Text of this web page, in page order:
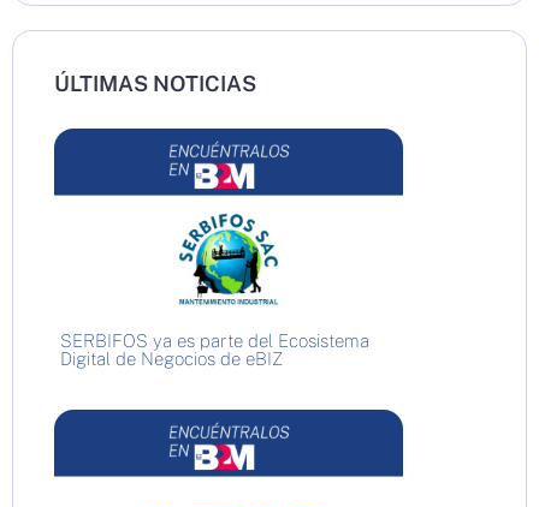
ÚLTIMAS NOTICIAS
SERBIFOS ya es parte del Ecosistema
Digital de Negocios de eBIZ